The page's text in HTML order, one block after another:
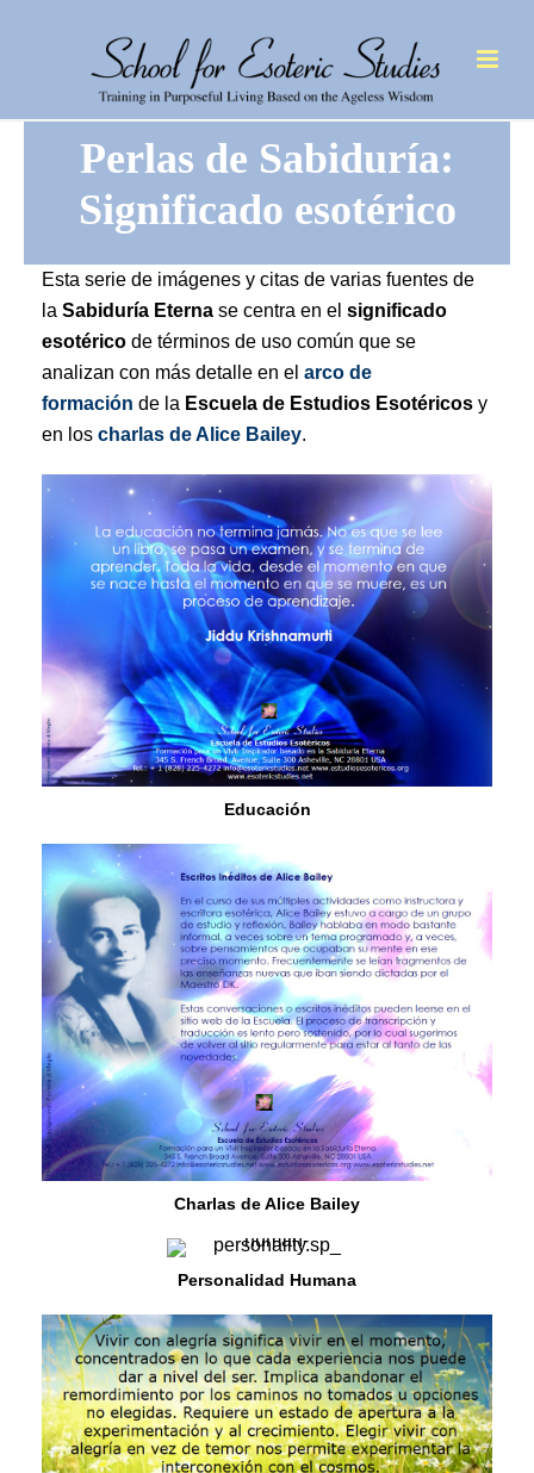
Perlas de Sabiduría:
Significado esotérico
Esta serie de imágenes y citas de varias fuentes de
la Sabiduría Eterna se centra en el significado
esotérico de términos de uso común que se
analizan con más detalle en el arco de
formación de la Escuela de Estudios Esotéricos y
en los charlas de Alice Bailey.
Educación
Charlas de Alice Bailey
Personalidad Humana